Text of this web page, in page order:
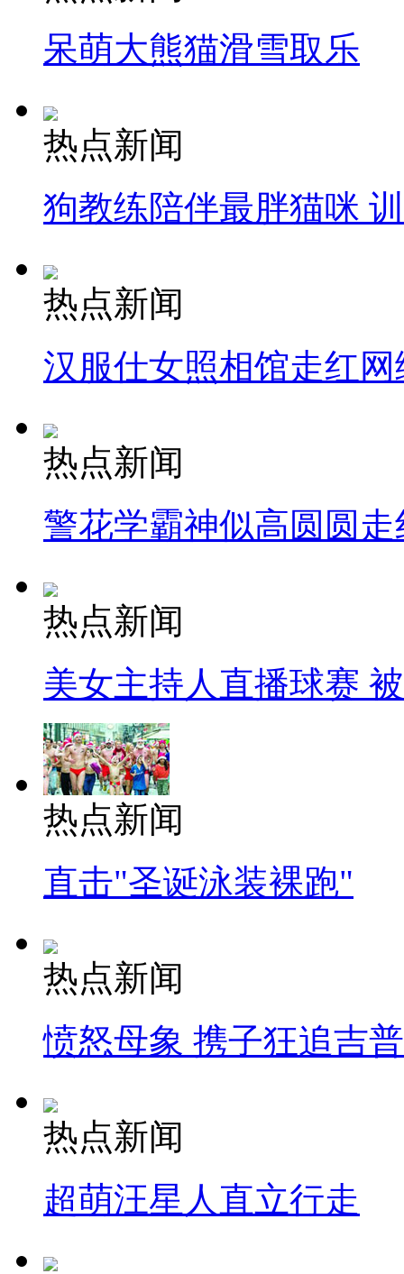
呆萌大熊猫滑雪取乐
热点新闻
狗教练陪伴最胖猫咪
热点新闻
汉服仕女照相馆走红网
热点新闻
警花学霸神似高圆圆走
热点新闻
美女主持人直播球赛
热点新闻
直击"圣诞泳装裸跑"
热点新闻
愤怒母象 携子狂追吉
热点新闻
超萌汪星人直立行走